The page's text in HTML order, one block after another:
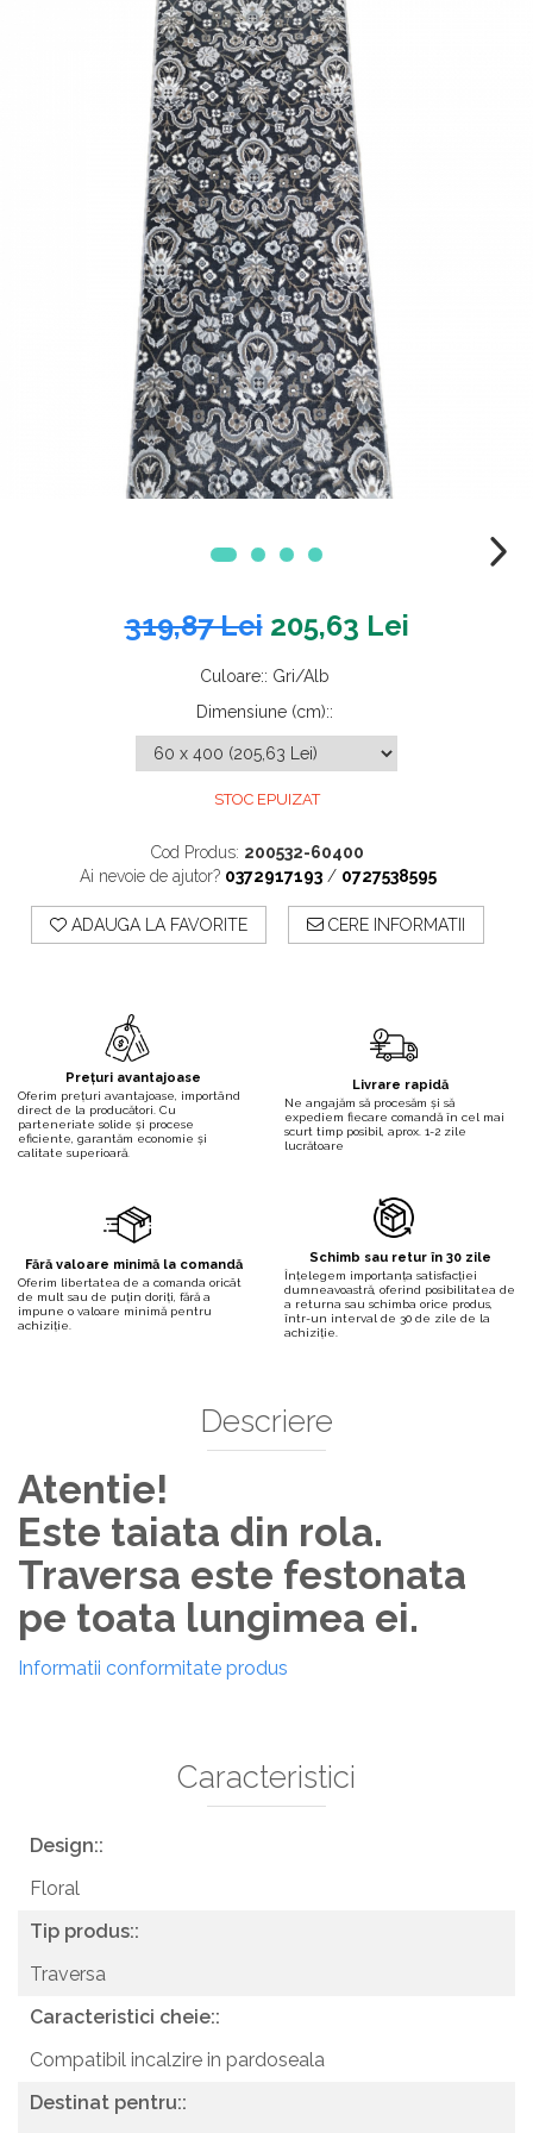
319,87 Lei 205,63 Lei
Culoare:: Gri/Alb
Dimensiune (cm)::
STOC EPUIZAT
Cod Produs: 200532-60400
Ai nevoie de ajutor? 0372917193 / 0727538595
ADAUGA LA FAVORITE CERE INFORMATII
Prețuri avantajoase
Oferim prețuri avantajoase, importând
direct de la producători. Cu
parteneriate solide și procese
eficiente, garantăm economie și
calitate superioară.
Livrare rapidă
Ne angajăm să procesăm și să
expediem fiecare comandă în cel mai
scurt timp posibil, aprox. 1-2 zile
lucrătoare
Fără valoare minimă la comandă
Oferim libertatea de a comanda oricât
de mult sau de puțin doriți, fără a
impune o valoare minimă pentru
achiziție.
Schimb sau retur în 30 zile
Înțelegem importanța satisfacției
dumneavoastră, oferind posibilitatea de
a returna sau schimba orice produs,
într-un interval de 30 de zile de la
achiziție.
Descriere
Atentie!
Este taiata din rola.
Traversa este festonata
pe toata lungimea ei.
Informatii conformitate produs
Caracteristici
Design::
Floral
Tip produs::
Traversa
Caracteristici cheie::
Compatibil incalzire in pardoseala
Destinat pentru::